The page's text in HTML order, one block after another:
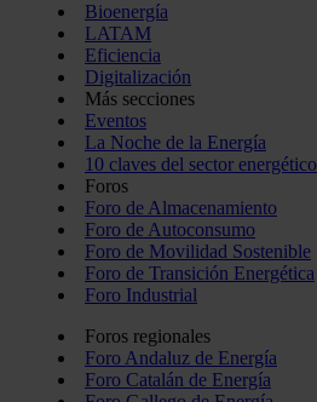
Bioenergía
LATAM
Eficiencia
Digitalización
Más secciones
Eventos
La Noche de la Energía
10 claves del sector energético
Foros
Foro de Almacenamiento
Foro de Autoconsumo
Foro de Movilidad Sostenible
Foro de Transición Energética
Foro Industrial
Foros regionales
Foro Andaluz de Energía
Foro Catalán de Energía